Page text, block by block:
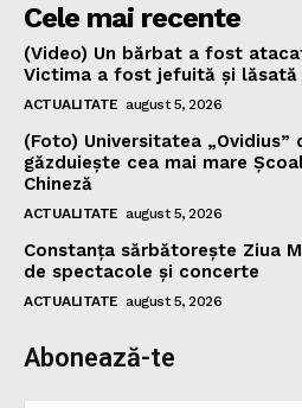
Cele mai recente
(Video) Un bărbat a fost
Victima a fost jefuită și lăsată
ACTUALITATE august 5, 2026
(Foto) Universitatea „Ovidius”
găzduiește cea mai mare
Chineză
ACTUALITATE august 5, 2026
Constanța sărbătorește Ziua
de spectacole și concerte
ACTUALITATE august 5, 2026
Abonează-te